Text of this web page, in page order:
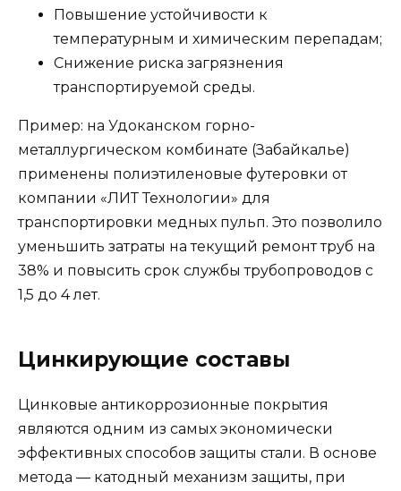
Повышение устойчивости к
температурным и химическим перепадам;
Снижение риска загрязнения
транспортируемой среды.
Пример: на Удоканском горно-
металлургическом комбинате (Забайкалье)
применены полиэтиленовые футеровки от
компании «ЛИТ Технологии» для
транспортировки медных пульп. Это позволило
уменьшить затраты на текущий ремонт труб на
38% и повысить срок службы трубопроводов с
1,5 до 4 лет.
Цинкирующие составы
Цинковые антикоррозионные покрытия
являются одним из самых экономически
эффективных способов защиты стали. В основе
метода — катодный механизм защиты, при